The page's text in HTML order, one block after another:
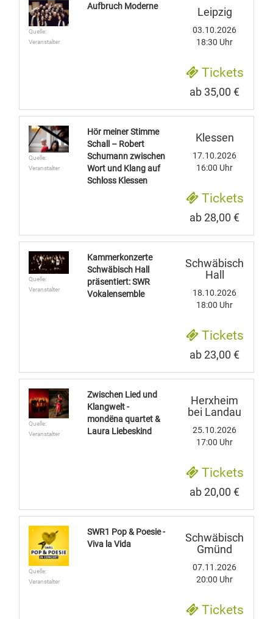
Quelle:
Veranstalter
Aufbruch Moderne Leipzig
03.10.2026
18:30 Uhr
Tickets
ab 35,00 €
Quelle:
Veranstalter
Hör meiner Stimme
Schall – Robert
Schumann zwischen
Wort und Klang auf
Schloss Klessen
Klessen
17.10.2026
16:00 Uhr
Tickets
ab 28,00 €
Quelle:
Veranstalter
Kammerkonzerte
Schwäbisch Hall
präsentiert: SWR
Vokalensemble
Schwäbisch
Hall
18.10.2026
18:00 Uhr
Tickets
ab 23,00 €
Quelle:
Veranstalter
Zwischen Lied und
Klangwelt -
mondëna quartet &
Laura Liebeskind
Herxheim
bei Landau
25.10.2026
17:00 Uhr
Tickets
ab 20,00 €
Quelle:
Veranstalter
SWR1 Pop & Poesie -
Viva la Vida
Schwäbisch
Gmünd
07.11.2026
20:00 Uhr
Tickets